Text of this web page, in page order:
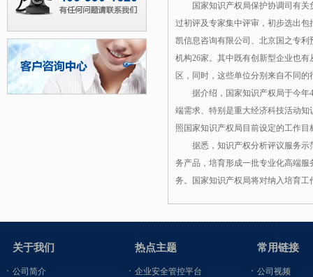
国家知识产权局保护协调司有
过初评及专家集中评审，初步选出
凯信息咨询有限公司、北京国之专
机构26家。其中既有创新型企业也
区，同时，这些单位分别来自不同
据介绍，国家知识产权局于今
端需求、特别是重大经济科技活动
照国家知识产权局目前设定的工作
据悉，知识产权分析评议服务
务产品，培育形成一批专业化高端
务。国家知识产权局将对纳入培育
关于我们
公司简介
热点主题
企业安全管控平台
常用链接
公司视频